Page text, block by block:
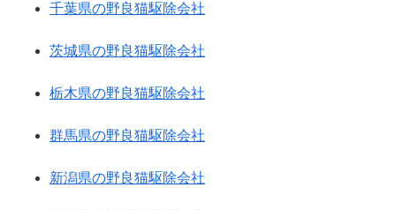
千葉県の野良猫駆除会社
茨城県の野良猫駆除会社
栃木県の野良猫駆除会社
群馬県の野良猫駆除会社
新潟県の野良猫駆除会社